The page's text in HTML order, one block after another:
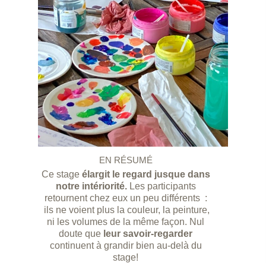
EN RÉSUMÉ
Ce stage élargit le regard jusque dans
notre intériorité. Les participants
retournent chez eux un peu différents :
ils ne voient plus la couleur, la peinture,
ni les volumes de la même façon. Nul
doute que leur savoir-regarder
continuent à grandir bien au-delà du
stage!